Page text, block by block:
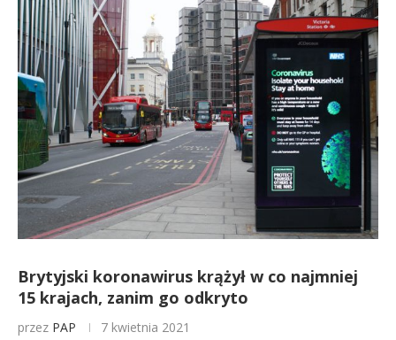
Brytyjski koronawirus krążył w co najmniej
15 krajach, zanim go odkryto
przez PAP 7 kwietnia 2021